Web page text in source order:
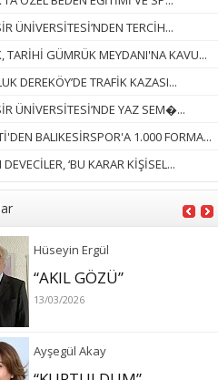
ÜNİVERSİTESİ’NDEN TERCİH...
TARİHİ GÜMRÜK MEYDANI'NA KAVU...
DEREKÖY’DE TRAFİK KAZASI...
ÜNİVERSİTESİ’NDE YAZ SEM�...
BALIKESİRSPOR'A 1.000 FORMA...
‘BU KARAR KİŞİSEL...
İlknur Solmaz Çoban
“DOĞANIN GÜLEÇ
ÖZLERKEN…”
23/11/2025
“Ne çok şey oldu
unutulmaması gereken”
Hüseyin Ergül
“AKIL GÖZÜ”
13/03/2026
Ayşegül Akay